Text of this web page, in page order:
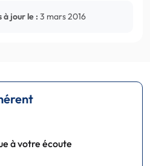
à jour le : 3 mars 2016
à votre écoute